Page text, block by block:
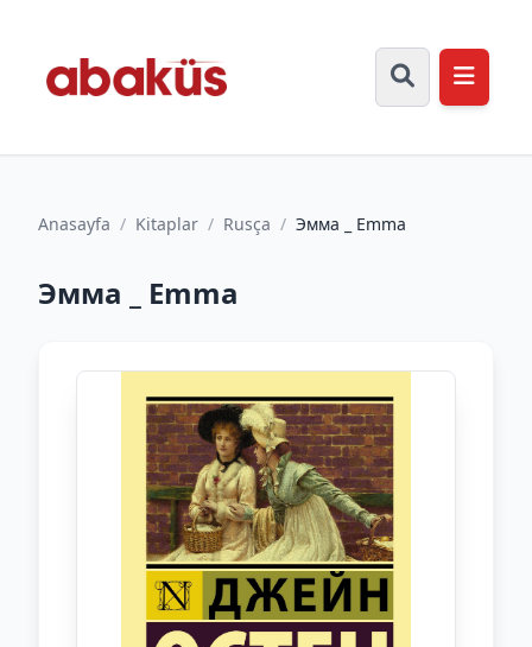
Anasayfa / Kitaplar / Rusça / Эмма _ Emma
Эмма _ Emma